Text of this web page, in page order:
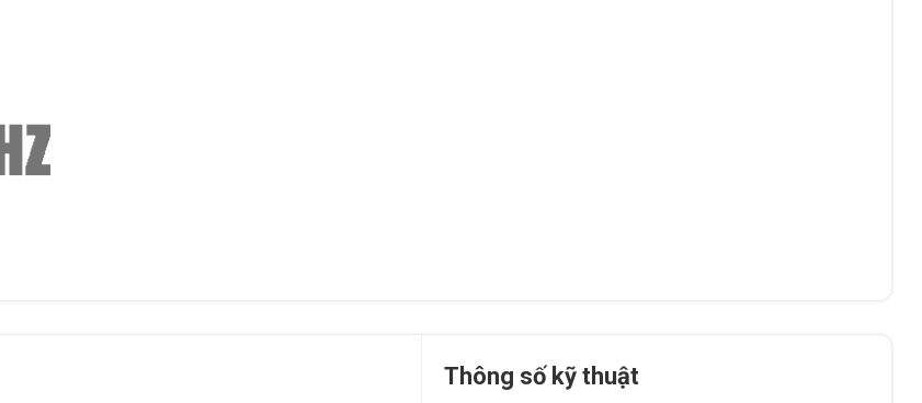
Thông số kỹ thuật